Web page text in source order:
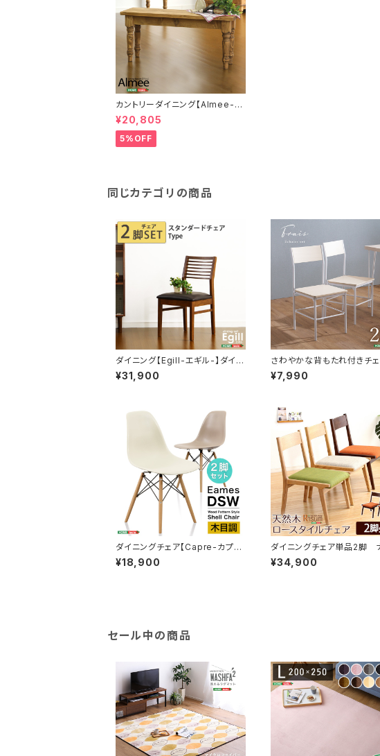
カントリーダイニング【Almee-ア
ルム-】ダイニングベンチ単品 S
H-01ALM-B
¥20,805
5%OFF
同じカテゴリの商品
ダイニング【Egill-エギル-】ダイニ
ングチェア2脚セット（スタンダード
チェアタイプ） SH-01EGL-CHS
¥31,900
さわやかな背もたれ付きチ
脚セット BFR-2C
¥7,990
ダイニングチェア【Capre-カプ
レ-】2脚セット SH-01CAP-CH
¥18,900
ダイニングチェア単品2脚
ラルロータイプ 木製アッシ
｜Risum-リスム- SH-
¥34,900
セール中の商品